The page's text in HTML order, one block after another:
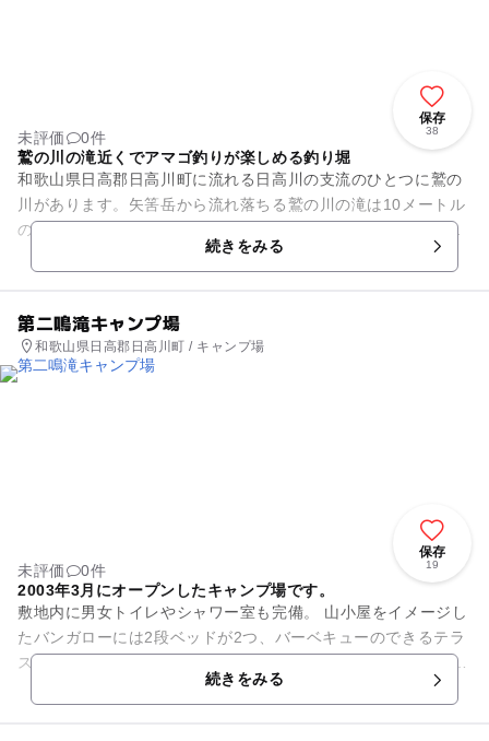
保存
38
未評価
0件
鷲の川の滝近くでアマゴ釣りが楽しめる釣り堀
和歌山県日高郡日高川町に流れる日高川の支流のひとつに鷲の
川があります。矢筈岳から流れ落ちる鷲の川の滝は10メートル
の高さがあります。その川沿いには遊歩道が完備されており、
鷲の川の一画に「渓流アマ...続きをみる
第二鳴滝キャンプ場
和歌山県日高郡日高川町 / キャンプ場
保存
19
未評価
0件
2003年3月にオープンしたキャンプ場です。
敷地内に男女トイレやシャワー室も完備。 山小屋をイメージし
たバンガローには2段ベッドが2つ、バーベキューのできるテラ
スもあります。 また、バンガローのすぐ近くには大きな芝生広
続きをみる